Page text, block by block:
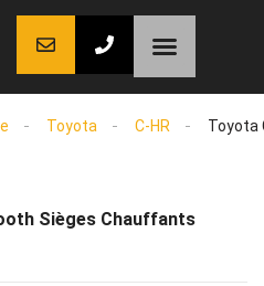
Toyota C-HR Toyota
Sièges Chauffants